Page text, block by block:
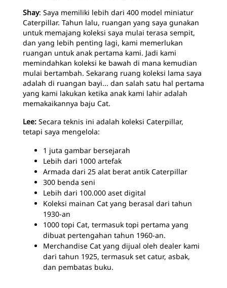
Shay: Saya memiliki lebih dari 400 model miniatur
Caterpillar. Tahun lalu, ruangan yang saya gunakan
untuk memajang koleksi saya mulai terasa sempit,
dan yang lebih penting lagi, kami memerlukan
ruangan untuk anak pertama kami. Jadi kami
memindahkan koleksi ke bawah di mana kemudian
mulai bertambah. Sekarang ruang koleksi lama saya
adalah di ruangan bayi... dan salah satu hal pertama
yang kami lakukan ketika anak kami lahir adalah
memakaikannya baju Cat.
Lee: Secara teknis ini adalah koleksi Caterpillar,
tetapi saya mengelola:
1 juta gambar bersejarah
Lebih dari 1000 artefak
Armada dari 25 alat berat antik Caterpillar
300 benda seni
Lebih dari 100.000 aset digital
Koleksi mainan Cat yang berasal dari tahun
1930-an
1000 topi Cat, termasuk topi pertama yang
dibuat pertengahan tahun 1960-an.
Merchandise Cat yang dijual oleh dealer kami
dari tahun 1925, termasuk set catur, asbak,
dan pembatas buku.